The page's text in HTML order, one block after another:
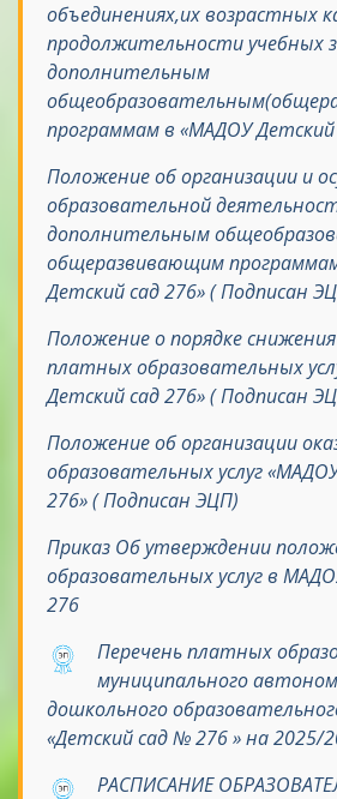
объединениях,их возрастных
продолжительности учебных
дополнительным
программам в «МАДОУ Детский
Положение об организации и
образовательной
дополнительным
общеразвивающим
Детский сад 276» ( Подписан
Положение о порядке
платных образовательных
Детский сад 276» ( Подписан
Положение об организации
образовательных услуг
276» ( Подписан ЭЦП)
Приказ Об утверждении
образовательных услуг в
276
Перечень платных
муниципального
дошкольного
«Детский сад № 276 » на 2025/
РАСПИСАНИЕ